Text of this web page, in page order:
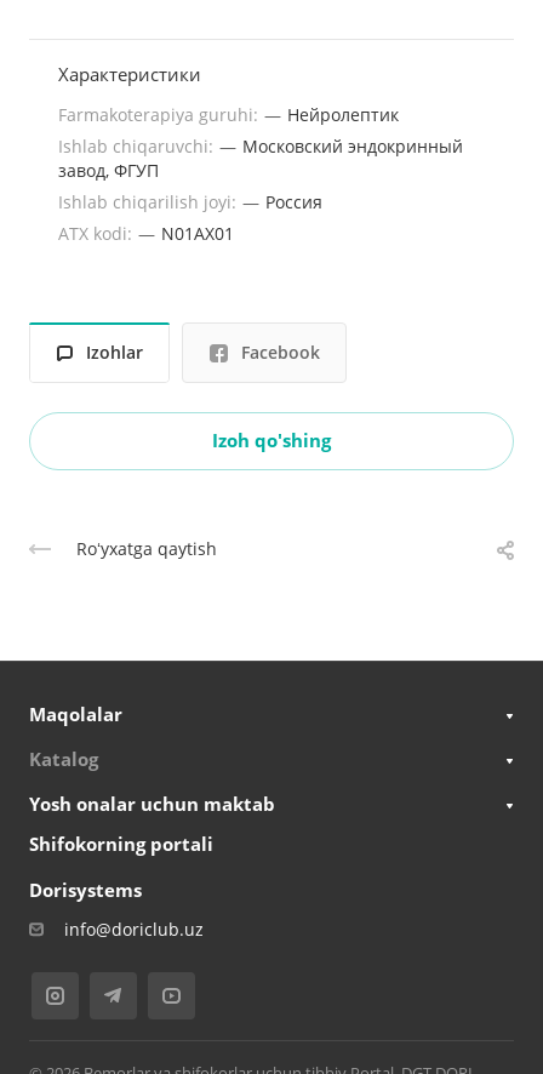
Характеристики
Farmakoterapiya guruhi: — Нейролептик
Ishlab chiqaruvchi: — Московский эндокринный
завод, ФГУП
Ishlab chiqarilish joyi: — Россия
ATX kodi: — N01AX01
Izohlar Facebook
Izoh qo'shing
Roʻyxatga qaytish
Maqolalar
Katalog
Yosh onalar uchun maktab
Shifokorning portali
Dorisystems
info@doriclub.uz